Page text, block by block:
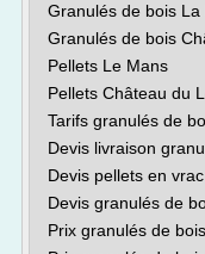
Granulés de bois La
Granulés de bois
Pellets Le Mans
Pellets Château du
Tarifs granulés de
Devis livraison
Devis pellets en vrac
Devis granulés de
Prix granulés de